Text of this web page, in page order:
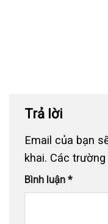
Trả lời
Email của bạn
khai. Các
Bình luận *